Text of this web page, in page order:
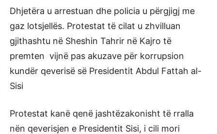
Dhjetëra u arrestuan dhe policia u përgjigj me
gaz lotsjellës. Protestat të cilat u zhvilluan
gjithashtu në Sheshin Tahrir në Kajro të
premten vijnë pas akuzave për korrupsion
kundër qeverisë së Presidentit Abdul Fattah al-
Sisi
Protestat kanë qenë jashtëzakonisht të rralla
nën qeverisjen e Presidentit Sisi, i cili mori